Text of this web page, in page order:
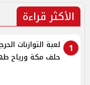
الأكثر قراءة
1
لعبة التوازنات
حلف مكة ورياح